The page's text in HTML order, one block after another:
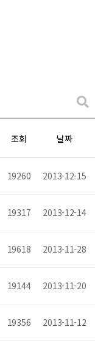
조회 날짜
19260 2013-12-15
19317 2013-12-14
19618 2013-11-28
19144 2013-11-20
19356 2013-11-12